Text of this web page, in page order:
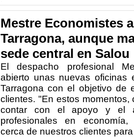
Mestre Economistes
Tarragona, aunque
sede central en Salou
El despacho profesional
abierto unas nuevas oficinas
Tarragona con el objetivo de
clientes. "En estos momentos,
contar con el apoyo y el
profesionales en
cerca de nuestros clientes